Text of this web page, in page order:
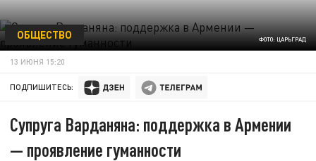
ФОТО: ЦАРЬГРАД
ОБЩЕСТВО
13 ИЮНЯ 15:20
ПОДПИШИТЕСЬ:
Супруга Варданяна: поддержка в Армении
— проявление гуманности